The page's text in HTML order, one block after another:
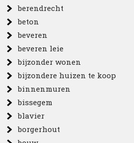
berendrecht
beton
beveren
beveren leie
bijzonder wonen
bijzondere huizen te koop
binnenmuren
bissegem
blavier
borgerhout